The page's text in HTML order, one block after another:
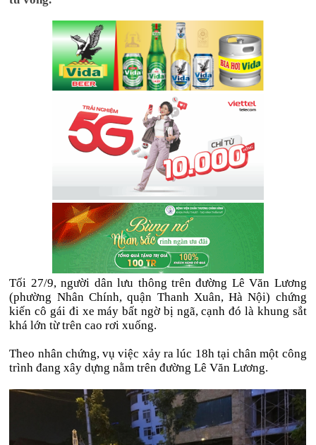
Tối 27/9, người dân lưu thông trên đường Lê Văn Lương
(phường Nhân Chính, quận Thanh Xuân, Hà Nội) chứng
kiến cô gái đi xe máy bất ngờ bị ngã, cạnh đó là khung sắt
khá lớn từ trên cao rơi xuống.
Theo nhân chứng, vụ việc xảy ra lúc 18h tại chân một công
trình đang xây dựng nằm trên đường Lê Văn Lương.